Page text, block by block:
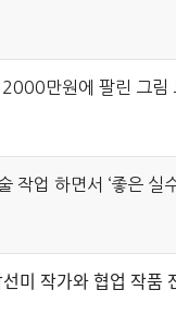
만원에 팔린 그림
작업 하면서 ‘좋은 실
작가와 협업 작품